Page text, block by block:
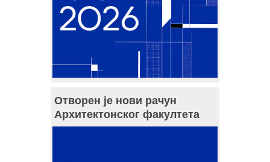
Отворен је нови рачун
Архитектонског факултета